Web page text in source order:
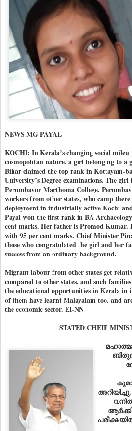
NEWS MG PAYAL
KOCHI: In Kerala’s changing social mileu
cosmopolitan nature, a girl belonging to a
Bihar claimed the top rank in Kottayam-
University’s Degree examinations. The
Perumbavur Marthoma College.
workers from other states, who camp
deployment in industrially active Kochi
Payal won the first rank in BA
cent marks. Her father is Promod Kumar.
with 95 per cent marks. Chief Minister
those who congratulated the girl and her
success from an ordinary background.
Migrant labour from other states get
compared to other states, and such
the educational opportunities in Kerala in
of them have learnt Malayalam too, and
the economic sector. EI-NN
STATED CHEIF